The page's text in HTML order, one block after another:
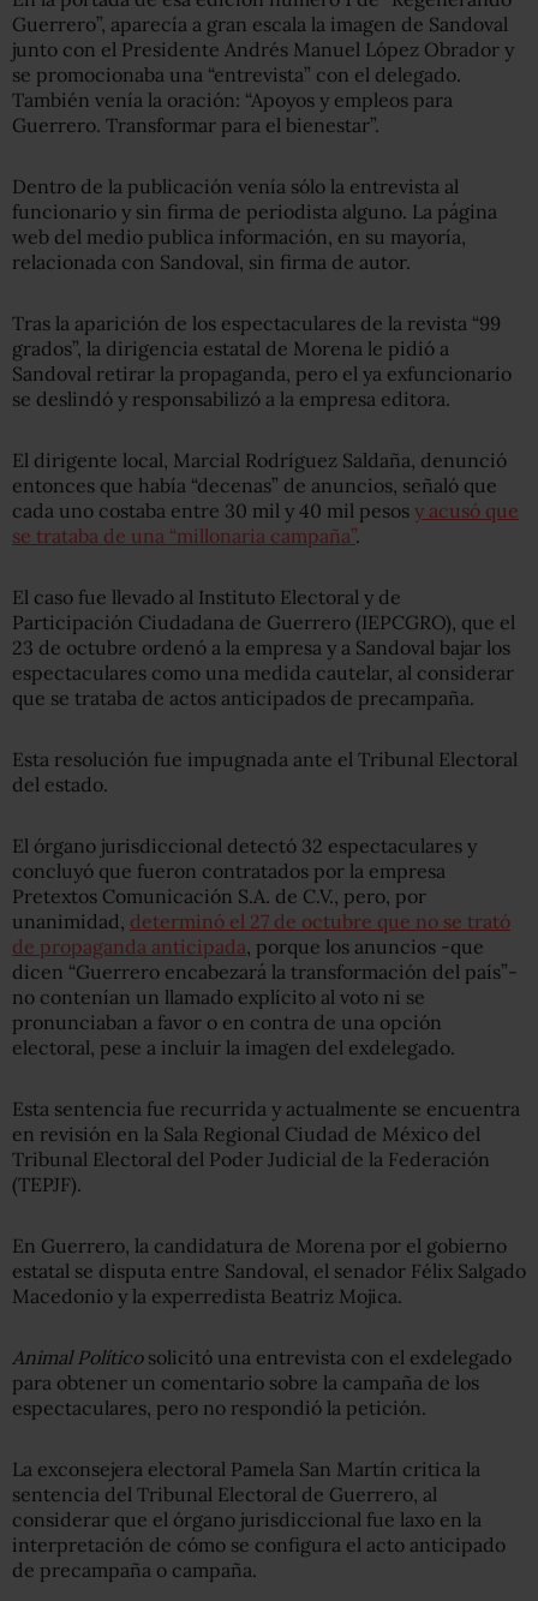
Guerrero”, aparecía a gran escala la imagen de Sandoval
junto con el Presidente Andrés Manuel López Obrador y
se promocionaba una “entrevista” con el delegado.
También venía la oración: “Apoyos y empleos para
Guerrero. Transformar para el bienestar”.
Dentro de la publicación venía sólo la entrevista al
funcionario y sin firma de periodista alguno. La página
web del medio publica información, en su mayoría,
relacionada con Sandoval, sin firma de autor.
Tras la aparición de los espectaculares de la revista “99
grados”, la dirigencia estatal de Morena le pidió a
Sandoval retirar la propaganda, pero el ya exfuncionario
se deslindó y responsabilizó a la empresa editora.
El dirigente local, Marcial Rodríguez Saldaña, denunció
entonces que había “decenas” de anuncios, señaló que
cada uno costaba entre 30 mil y 40 mil pesos y acusó que
se trataba de una “millonaria campaña”.
El caso fue llevado al Instituto Electoral y de
Participación Ciudadana de Guerrero (IEPCGRO), que el
23 de octubre ordenó a la empresa y a Sandoval bajar los
espectaculares como una medida cautelar, al considerar
que se trataba de actos anticipados de precampaña.
Esta resolución fue impugnada ante el Tribunal Electoral
del estado.
El órgano jurisdiccional detectó 32 espectaculares y
concluyó que fueron contratados por la empresa
Pretextos Comunicación S.A. de C.V., pero, por
unanimidad, determinó el 27 de octubre que no se trató
de propaganda anticipada , porque los anuncios -que
dicen “Guerrero encabezará la transformación del país”-
no contenían un llamado explícito al voto ni se
pronunciaban a favor o en contra de una opción
electoral, pese a incluir la imagen del exdelegado.
Esta sentencia fue recurrida y actualmente se encuentra
en revisión en la Sala Regional Ciudad de México del
Tribunal Electoral del Poder Judicial de la Federación
(TEPJF).
En Guerrero, la candidatura de Morena por el gobierno
estatal se disputa entre Sandoval, el senador Félix Salgado
Macedonio y la experredista Beatriz Mojica.
Animal Políticosolicitó una entrevista con el exdelegado
para obtener un comentario sobre la campaña de los
espectaculares, pero no respondió la petición.
La exconsejera electoral Pamela San Martín critica la
sentencia del Tribunal Electoral de Guerrero, al
considerar que el órgano jurisdiccional fue laxo en la
interpretación de cómo se configura el acto anticipado
de precampaña o campaña.